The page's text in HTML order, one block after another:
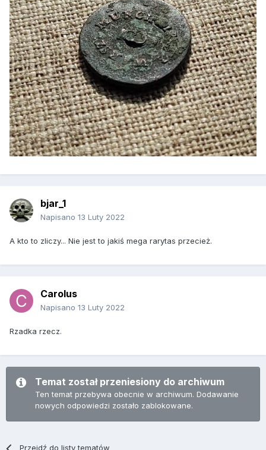
bjar_1
Napisano 13 Luty 2022
A kto to zliczy... Nie jest to jakiś mega rarytas przecież.
Carolus
Napisano 13 Luty 2022
Rzadka rzecz.
Temat został przeniesiony do archiwum
Ten temat przebywa obecnie w archiwum. Dodawanie
nowych odpowiedzi zostało zablokowane.
Przejdź do listy tematów